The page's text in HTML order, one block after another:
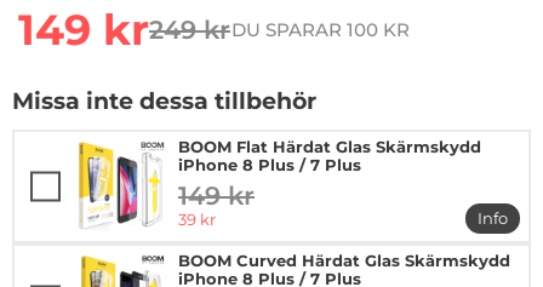
rea pris
149 krtidigare pris
249 krDU SPARAR 100 KR
Missa inte dessa tillbehör
BOOM Flat Härdat Glas Skärmskydd
iPhone 8 Plus / 7 Plus
tidigare pris
149 kr
rea pris
39 kr
Info
mer
BOOM Curved Härdat Glas Skärmskydd
iPhone 8 Plus / 7 Plus